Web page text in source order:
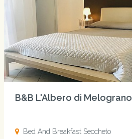
B&B L'Albero di Melograno
Bed And Breakfast Seccheto